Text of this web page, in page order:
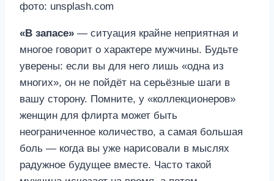
фото: unsplash.com
«В запасе» — ситуация крайне неприятная и
многое говорит о характере мужчины. Будьте
уверены: если вы для него лишь «одна из
многих», он не пойдёт на серьёзные шаги в
вашу сторону. Помните, у «коллекционеров»
женщин для флирта может быть
неограниченное количество, а самая большая
боль — когда вы уже нарисовали в мыслях
радужное будущее вместе. Часто такой